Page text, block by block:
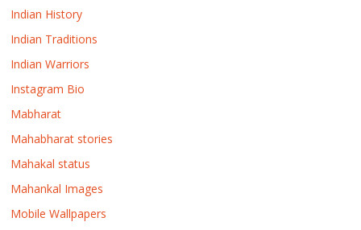
Indian History
Indian Traditions
Indian Warriors
Instagram Bio
Mabharat
Mahabharat stories
Mahakal status
Mahankal Images
Mobile Wallpapers